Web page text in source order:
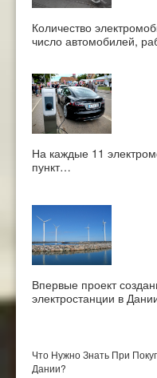
Количество
число автомобилей,
На каждые 11
пункт…
Впервые проект
электростанции в
Что Нужно Знать При
Дании?